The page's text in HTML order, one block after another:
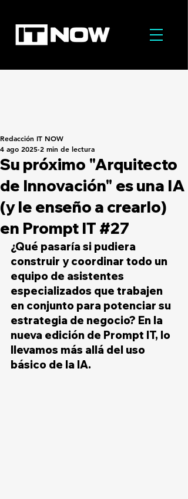
Su próximo "Arquitecto
de Innovación" es una IA
(y le enseño a crearlo)
en Prompt IT #27
Redacción IT NOW
4 ago 2025 2 min de lectura
¿Qué pasaría si pudiera
construir y coordinar todo un
equipo de asistentes
especializados que trabajen
en conjunto para potenciar su
estrategia de negocio? En la
nueva edición de Prompt IT, lo
llevamos más allá del uso
básico de la IA.